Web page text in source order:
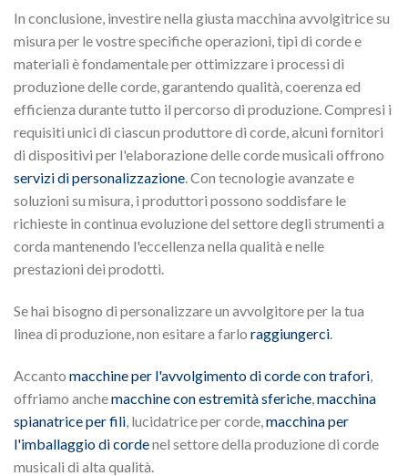
In conclusione, investire nella giusta macchina avvolgitrice su
misura per le vostre specifiche operazioni, tipi di corde e
materiali è fondamentale per ottimizzare i processi di
produzione delle corde, garantendo qualità, coerenza ed
efficienza durante tutto il percorso di produzione. Compresi i
requisiti unici di ciascun produttore di corde, alcuni fornitori
di dispositivi per l'elaborazione delle corde musicali offrono
servizi di personalizzazione. Con tecnologie avanzate e
soluzioni su misura, i produttori possono soddisfare le
richieste in continua evoluzione del settore degli strumenti a
corda mantenendo l'eccellenza nella qualità e nelle
prestazioni dei prodotti.
Se hai bisogno di personalizzare un avvolgitore per la tua
linea di produzione, non esitare a farlo raggiungerci.
Accanto macchine per l'avvolgimento di corde con trafori
offriamo anchemacchine con estremità sferiche macchina
spianatrice per fili , lucidatrice per corde, macchina per
l'imballaggio di cordenel settore della produzione di corde
musicali di alta qualità.